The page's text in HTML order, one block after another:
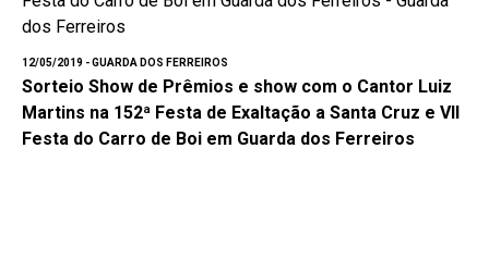
12/05/2019 - GUARDA DOS FERREIROS
Sorteio Show de Prêmios e show com o Cantor Luiz
Martins na 152ª Festa de Exaltação a Santa Cruz e VII
Festa do Carro de Boi em Guarda dos Ferreiros